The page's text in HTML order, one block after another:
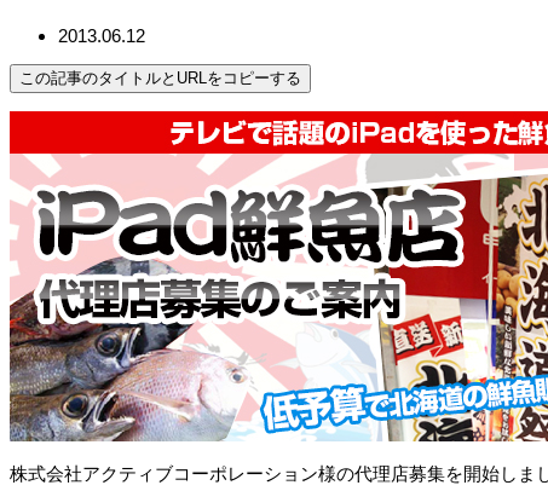
2013.06.12
この記事のタイトルとURLをコピーする
株式会社アクティブコーポレーション様の代理店募集を開始しま